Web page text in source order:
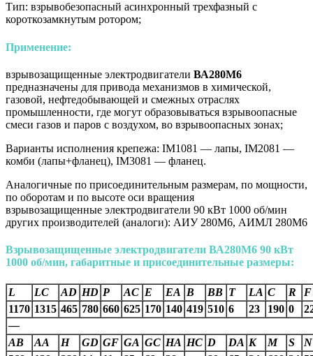
Тип: взрывобезопасный асинхронный трехфазный с
короткозамкнутым ротором;
Применение:
взрывозащищенные электродвигатели ВА280M6
предназначены для привода механизмов в химической,
газовой, нефтедобывающей и смежных отраслях
промышленности, где могут образовываться взрывоопасные
смеси газов и паров с воздухом, во взрывоопасных зонах;
Варианты исполнения крепежа: IM1081 — лапы, IM2081 —
комби (лапы+фланец), IM3081 — фланец.
Аналогичные по присоединительным размерам, по мощности,
по оборотам и по высоте оси вращения
взрывозащищенные электродвигатели 90 кВт 1000 об/мин
других производителей (аналоги): АИУ 280M6, АИМЛ 280M6
Взрывозащищенные электродвигатели ВА280М6 90 кВт
1000 об/мин, габаритные и присоединительные размеры:
L LC AD HD P AC E EA B BB T LA C R
F
1170 1315 465 780 660 625 170 140 419 510 6 23 190 0
—
AВ
AA H GD GF GA GC HA HC D DA K M S
N